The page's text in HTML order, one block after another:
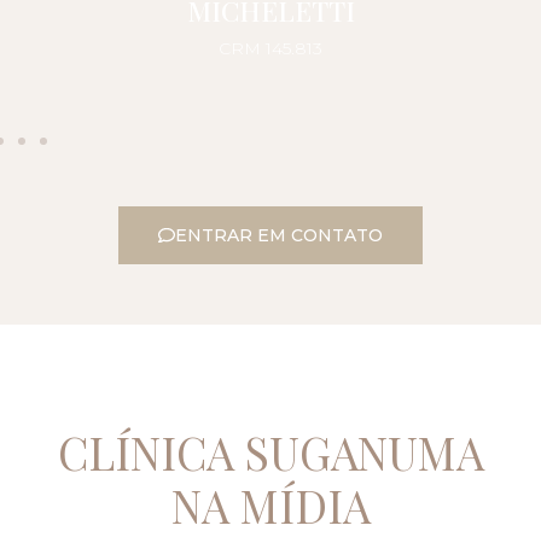
ENTRAR EM CONTATO
CLÍNICA SUGANUMA
NA MÍDIA